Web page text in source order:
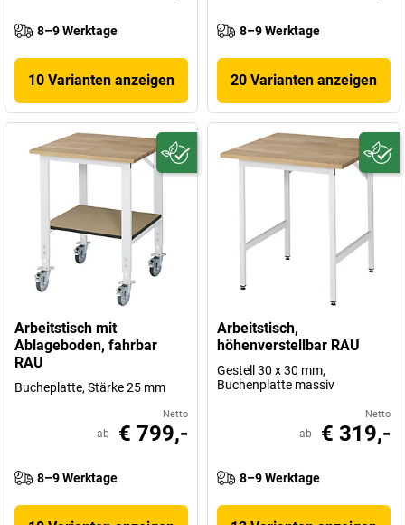
8–9 Werktage
10 Varianten anzeigen
8–9 Werktage
20 Varianten anzeigen
Arbeitstisch mit
Ablageboden, fahrbar
RAU
Bucheplatte, Stärke 25 mm
Netto
ab € 799,-
8–9 Werktage
Arbeitstisch,
höhenverstellbar RAU
Gestell 30 x 30 mm,
Buchenplatte massiv
Netto
ab € 319,-
8–9 Werktage